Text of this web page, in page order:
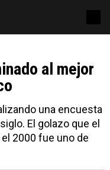
al mejor
una encuesta
El golazo que el
2000 fue uno de